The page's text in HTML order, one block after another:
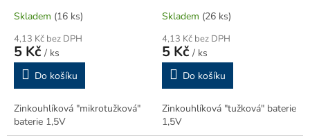
Skladem (16 ks)
4,13 Kč bez DPH
5 Kč / ks
Do košíku
Zinkouhlíková "mikrotužková"
baterie 1,5V
Skladem (26 ks)
4,13 Kč bez DPH
5 Kč / ks
Do košíku
Zinkouhlíková "tužková" baterie
1,5V